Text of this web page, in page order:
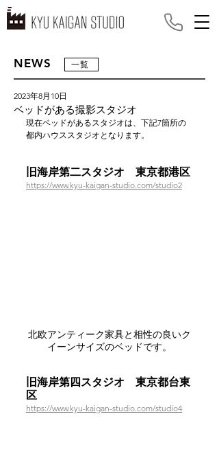
NEWS 一覧
ベッドがある撮影スタジオ
2023年8月10日
現在ベッドがあるスタジオは、下記7箇所の
都内ハウススタジオとなります。
旧海岸第二スタジオ　東京都港区
https://www.kyu-kaigan-studio.com/studio2
北欧アンティーク家具と相性の良いク
イーンサイズのベッドです。
旧海岸第四スタジオ　東京都台東
区
https://www.kyu-kaigan-studio.com/studio4